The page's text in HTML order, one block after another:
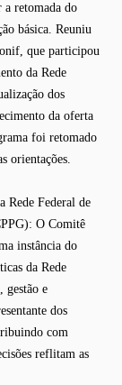
retomada do
básica. Reuniu
que participou
da Rede
dos
da oferta
foi retomado
orientações.
Rede Federal de
O Comitê
instância do
da Rede
gestão e
dos
com
reflitam as